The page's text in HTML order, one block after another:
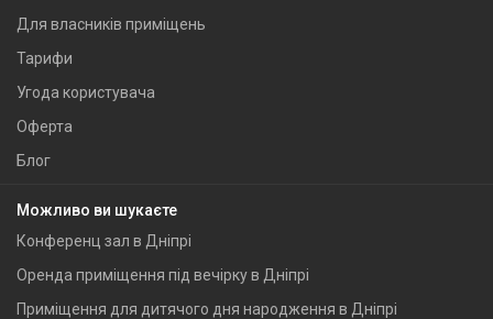
Для власників приміщень
Тарифи
Угода користувача
Оферта
Блог
Можливо ви шукаєте
Конференц зал в Дніпрі
Оренда приміщення під вечірку в Дніпрі
Приміщення для дитячого дня народження в Дніпрі